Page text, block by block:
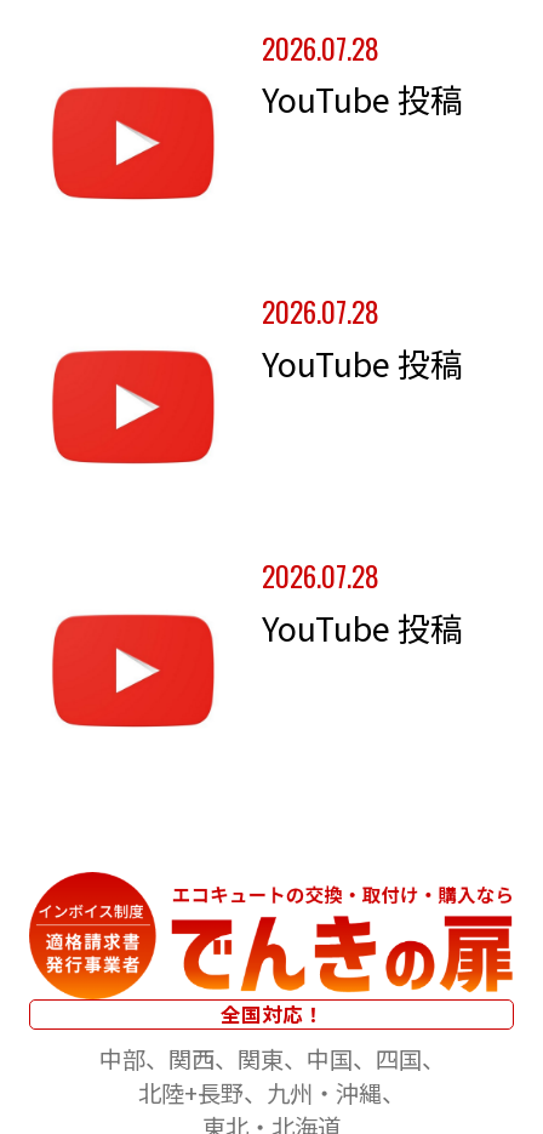
2026.07.28
YouTube 投稿
2026.07.28
YouTube 投稿
2026.07.28
YouTube 投稿
全国対応！
中部 関西 関東 中国
四国
北陸+長野
九州・沖縄
東北・北海道